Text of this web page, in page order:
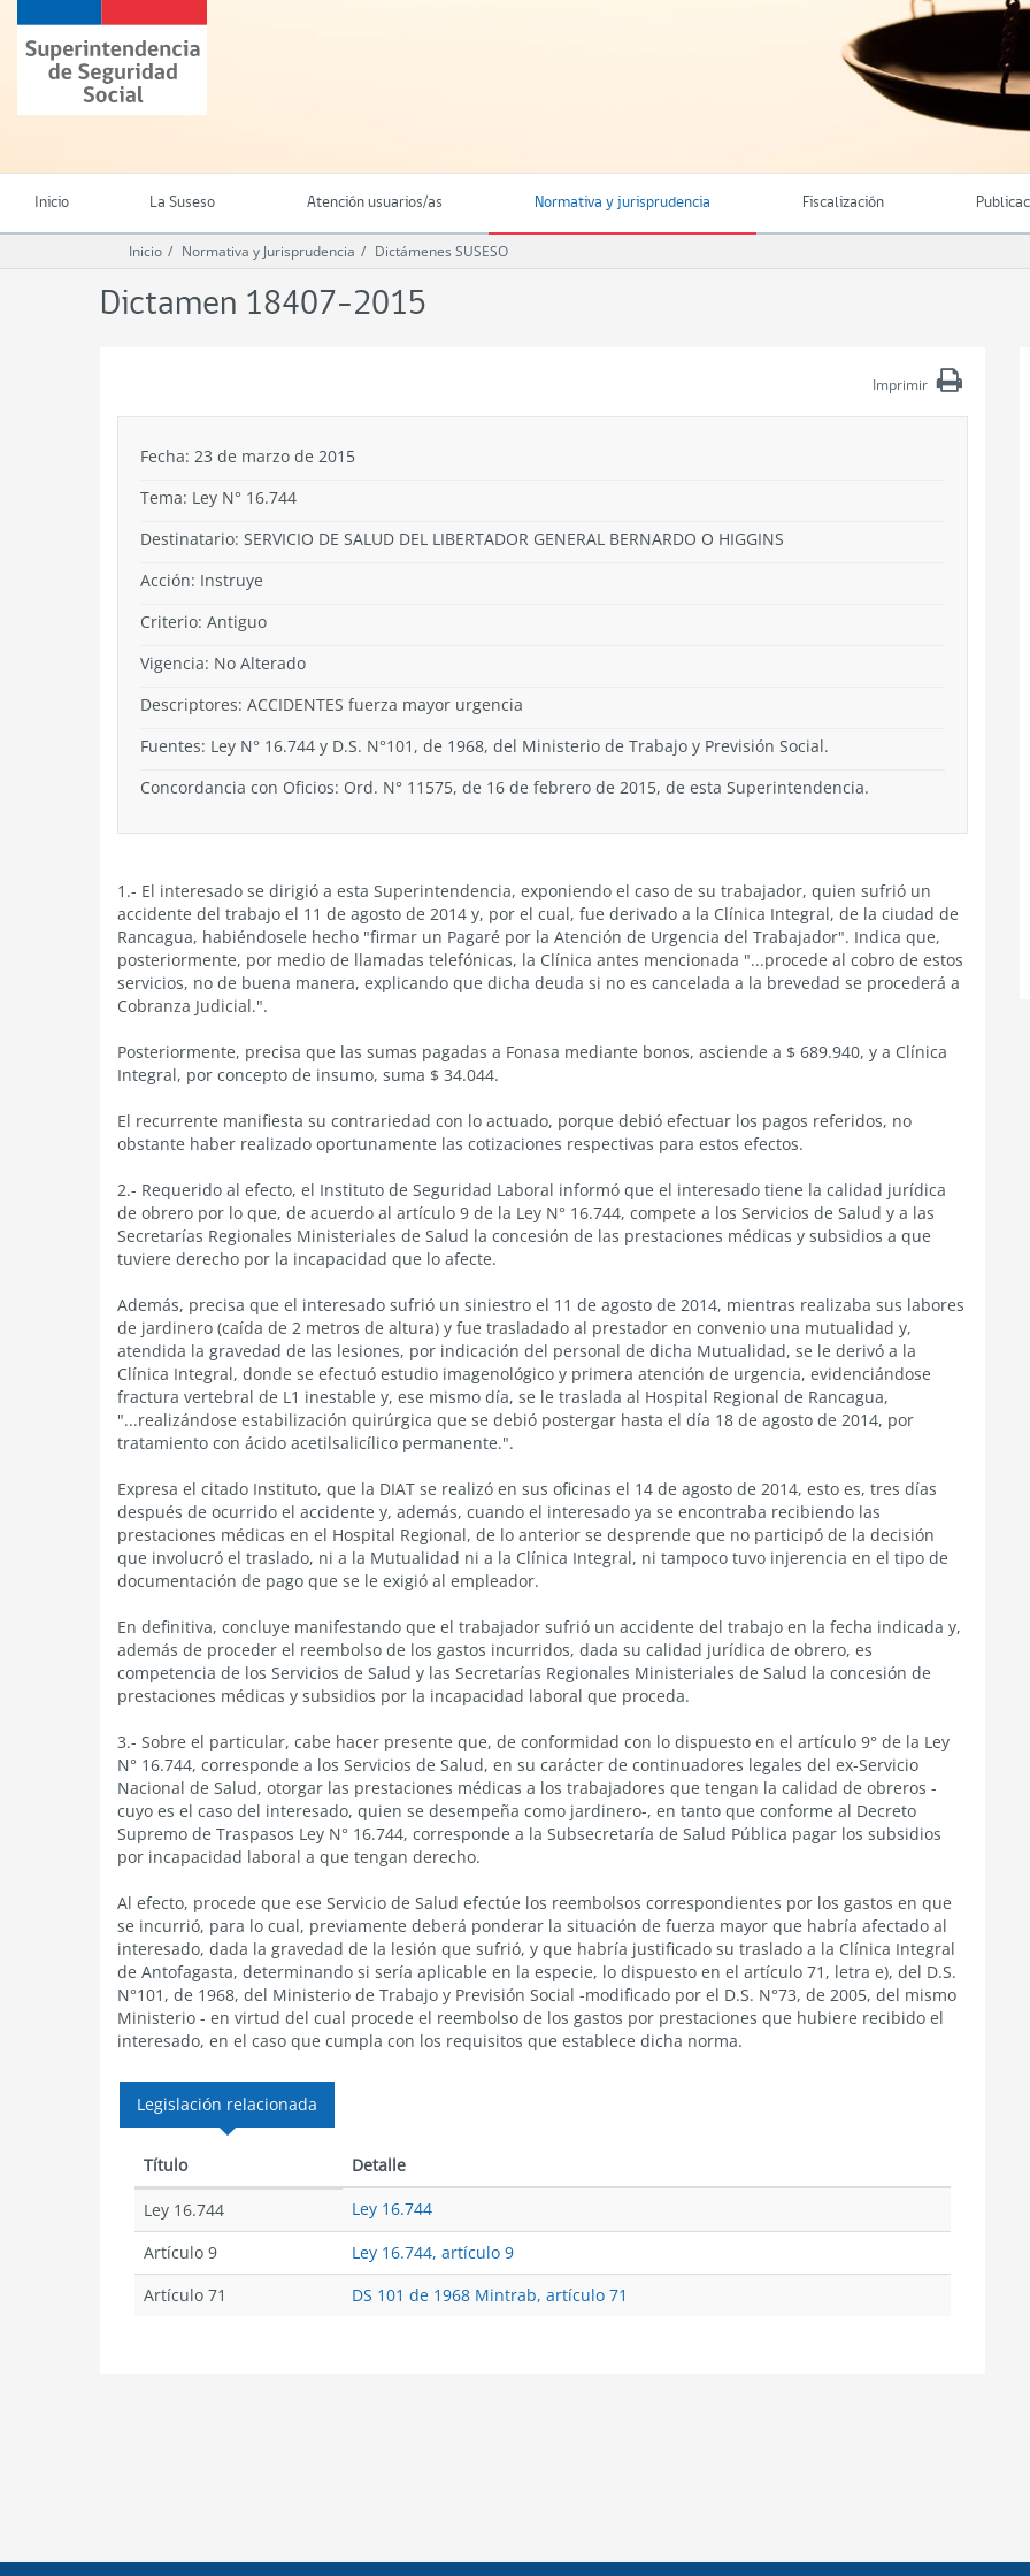
contenido
principal
Superintendencia
de
Seguridad
(SUSESO)
Chile
Inicio La Suseso Atención usuarios/as Normativa y jurisprudencia Fiscalización
Inicio Normativa y Jurisprudencia Dictámenes SUSESO
Dictamen 18407-2015
Imprimir
Fecha: 23 de marzo de 2015
Tema: Ley N° 16.744
Destinatario: SERVICIO DE SALUD DEL LIBERTADOR GENERAL BERNARDO O HIGGINS
Acción: Instruye
Criterio: Antiguo
Vigencia: No Alterado
Descriptores: ACCIDENTES fuerza mayor urgencia
Fuentes: Ley N° 16.744 y D.S. N°101, de 1968, del Ministerio de Trabajo y Previsión Social.
Concordancia con Oficios: Ord. N° 11575, de 16 de febrero de 2015, de esta Superintendencia.
1.- El interesado se dirigió a esta Superintendencia, exponiendo el caso de su trabajador, quien sufrió un
accidente del trabajo el 11 de agosto de 2014 y, por el cual, fue derivado a la Clínica Integral, de la ciudad de
Rancagua, habiéndosele hecho "firmar un Pagaré por la Atención de Urgencia del Trabajador". Indica que,
posteriormente, por medio de llamadas telefónicas, la Clínica antes mencionada "...procede al cobro de estos
servicios, no de buena manera, explicando que dicha deuda si no es cancelada a la brevedad se procederá a
Cobranza Judicial.".
Posteriormente, precisa que las sumas pagadas a Fonasa mediante bonos, asciende a $ 689.940, y a Clínica
Integral, por concepto de insumo, suma $ 34.044.
El recurrente manifiesta su contrariedad con lo actuado, porque debió efectuar los pagos referidos, no
obstante haber realizado oportunamente las cotizaciones respectivas para estos efectos.
2.- Requerido al efecto, el Instituto de Seguridad Laboral informó que el interesado tiene la calidad jurídica
de obrero por lo que, de acuerdo al artículo 9 de la Ley N° 16.744, compete a los Servicios de Salud y a las
Secretarías Regionales Ministeriales de Salud la concesión de las prestaciones médicas y subsidios a que
tuviere derecho por la incapacidad que lo afecte.
Además, precisa que el interesado sufrió un siniestro el 11 de agosto de 2014, mientras realizaba sus labores
de jardinero (caída de 2 metros de altura) y fue trasladado al prestador en convenio una mutualidad y,
atendida la gravedad de las lesiones, por indicación del personal de dicha Mutualidad, se le derivó a la
Clínica Integral, donde se efectuó estudio imagenológico y primera atención de urgencia, evidenciándose
fractura vertebral de L1 inestable y, ese mismo día, se le traslada al Hospital Regional de Rancagua,
"...realizándose estabilización quirúrgica que se debió postergar hasta el día 18 de agosto de 2014, por
tratamiento con ácido acetilsalicílico permanente.".
Expresa el citado Instituto, que la DIAT se realizó en sus oficinas el 14 de agosto de 2014, esto es, tres días
después de ocurrido el accidente y, además, cuando el interesado ya se encontraba recibiendo las
prestaciones médicas en el Hospital Regional, de lo anterior se desprende que no participó de la decisión
que involucró el traslado, ni a la Mutualidad ni a la Clínica Integral, ni tampoco tuvo injerencia en el tipo de
documentación de pago que se le exigió al empleador.
En definitiva, concluye manifestando que el trabajador sufrió un accidente del trabajo en la fecha indicada y,
además de proceder el reembolso de los gastos incurridos, dada su calidad jurídica de obrero, es
competencia de los Servicios de Salud y las Secretarías Regionales Ministeriales de Salud la concesión de
prestaciones médicas y subsidios por la incapacidad laboral que proceda.
3.- Sobre el particular, cabe hacer presente que, de conformidad con lo dispuesto en el artículo 9° de la Ley
N° 16.744, corresponde a los Servicios de Salud, en su carácter de continuadores legales del ex-Servicio
Nacional de Salud, otorgar las prestaciones médicas a los trabajadores que tengan la calidad de obreros -
cuyo es el caso del interesado, quien se desempeña como jardinero-, en tanto que conforme al Decreto
Supremo de Traspasos Ley N° 16.744, corresponde a la Subsecretaría de Salud Pública pagar los subsidios
por incapacidad laboral a que tengan derecho.
Al efecto, procede que ese Servicio de Salud efectúe los reembolsos correspondientes por los gastos en que
se incurrió, para lo cual, previamente deberá ponderar la situación de fuerza mayor que habría afectado al
interesado, dada la gravedad de la lesión que sufrió, y que habría justificado su traslado a la Clínica Integral
de Antofagasta, determinando si sería aplicable en la especie, lo dispuesto en el artículo 71, letra e), del D.S.
N°101, de 1968, del Ministerio de Trabajo y Previsión Social -modificado por el D.S. N°73, de 2005, del mismo
Ministerio - en virtud del cual procede el reembolso de los gastos por prestaciones que hubiere recibido el
interesado, en el caso que cumpla con los requisitos que establece dicha norma.
Legislación relacionada
Título Detalle
Ley 16.744
Ley 16.744
Artículo 9
Ley 16.744, artículo 9
Artículo 71
DS 101 de 1968 Mintrab, artículo 71